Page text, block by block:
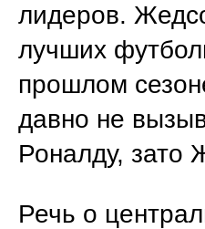
лидеров.
лучших
прошлом
давно не
Роналду, зато
Речь о